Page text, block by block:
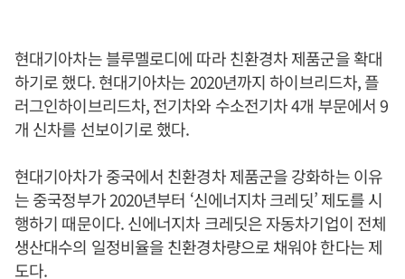
현대기아차는 블루멜로디에 따라 친환경차 제품군을 확대
하기로 했다. 현대기아차는 2020년까지 하이브리드차, 플
러그인하이브리드차, 전기차와 수소전기차 4개 부문에서 9
개 신차를 선보이기로 했다.
현대기아차가 중국에서 친환경차 제품군을 강화하는 이유
는 중국정부가 2020년부터 ‘신에너지차 크레딧’ 제도를 시
행하기 때문이다. 신에너지차 크레딧은 자동차기업이 전체
생산대수의 일정비율을 친환경차량으로 채워야 한다는 제
도다.